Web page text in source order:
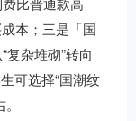
本；三是「国
杂堆砌”转向
可选择“国潮纹